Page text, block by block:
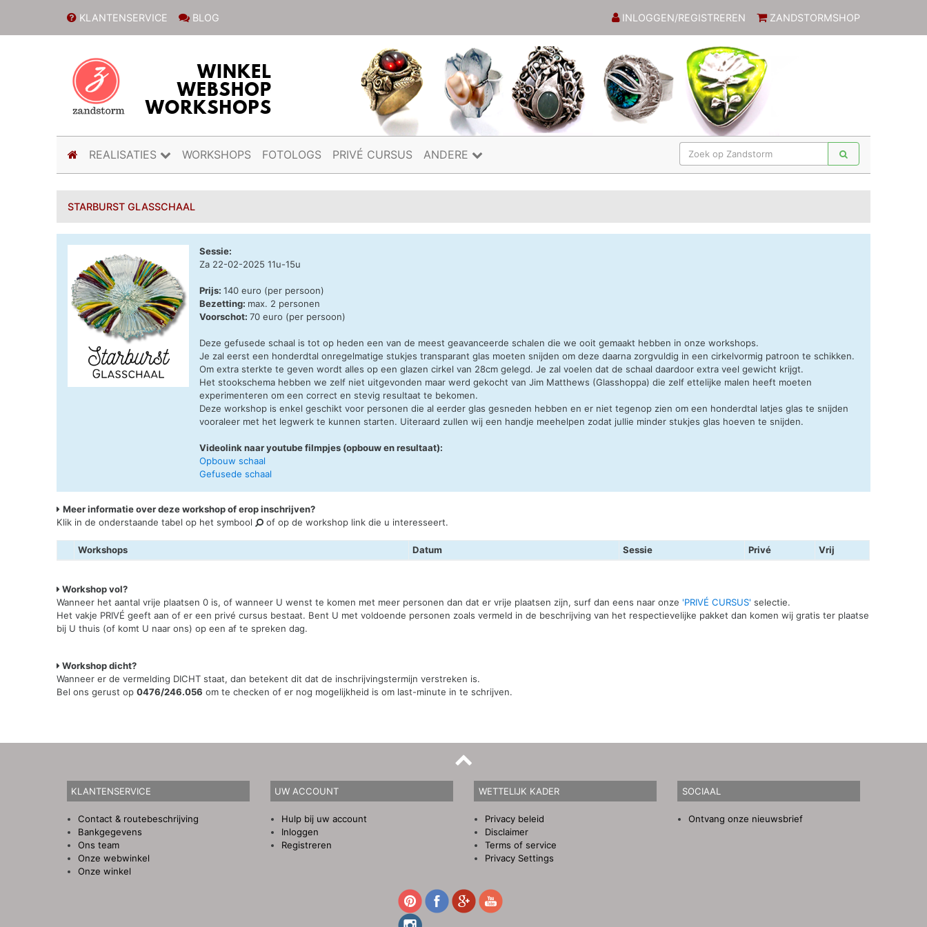
KLANTENSERVICE BLOG INLOGGEN/REGISTREREN ZANDSTORMSHOP
(current)
REALISATIES WORKSHOPS FOTOLOGS PRIVÉ CURSUS ANDERE
STARBURST GLASSCHAAL
Sessie:
Za 22-02-2025 11u-15u
Prijs:140 euro (per persoon)
Bezetting: max. 2 personen
Voorschot:70 euro (per persoon)
Deze gefusede schaal is tot op heden een van de meest geavanceerde schalen die we ooit gemaakt hebben in onze workshops.
Je zal eerst een honderdtal onregelmatige stukjes transparant glas moeten snijden om deze daarna zorgvuldig in een cirkelvormig patroon te schikken.
Om extra sterkte te geven wordt alles op een glazen cirkel van 28cm gelegd. Je zal voelen dat de schaal daardoor extra veel gewicht krijgt.
Het stookschema hebben we zelf niet uitgevonden maar werd gekocht van Jim Matthews (Glasshoppa) die zelf ettelijke malen heeft moeten
experimenteren om een correct en stevig resultaat te bekomen.
Deze workshop is enkel geschikt voor personen die al eerder glas gesneden hebben en er niet tegenop zien om een honderdtal latjes glas te snijden
vooraleer met het legwerk te kunnen starten. Uiteraard zullen wij een handje meehelpen zodat jullie minder stukjes glas hoeven te snijden.
Videolink naar youtube filmpjes (opbouw en resultaat):
Opbouw schaal
Gefusede schaal
Meer informatie over deze workshop of erop inschrijven?
Klik in de onderstaande tabel op het symbool
of op de workshop link die u interesseert.
Workshops Datum Sessie Privé Vrij
Workshop vol?
Wanneer het aantal vrije plaatsen 0 is, of wanneer U wenst te komen met meer personen dan dat er vrije plaatsen zijn, surf dan eens naar onze 'PRIVÉ CURSUS' selectie.
Het vakje PRIVÉ geeft aan of er een privé cursus bestaat. Bent U met voldoende personen zoals vermeld in de beschrijving van het respectievelijke pakket dan komen wij gratis ter plaatse
bij U thuis (of komt U naar ons) op een af te spreken dag.
Workshop dicht?
Wanneer er de vermelding DICHT staat, dan betekent dit dat de inschrijvingstermijn verstreken is.
Bel ons gerust op0476/246.056 om te checken of er nog mogelijkheid is om last-minute in te schrijven.
KLANTENSERVICE
Contact & routebeschrijving
Bankgegevens
Ons team
Onze webwinkel
Onze winkel
UW ACCOUNT
Hulp bij uw account
Inloggen
Registreren
WETTELIJK KADER
Privacy beleid
Disclaimer
Terms of service
Privacy Settings
SOCIAAL
Ontvang onze nieuwsbrief